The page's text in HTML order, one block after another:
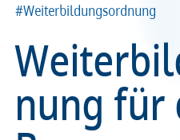
Kammer & Politik
Presse
Karriere
Kammer & Politik
Presse
Karriere
#Weiterbildungsordnung
nung für